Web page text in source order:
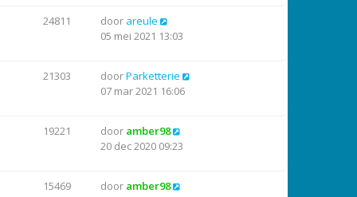
24811 door areule
05 mei 2021 13:03
21303 doorParketterie
07 mar 2021 16:06
19221 door amber98
20 dec 2020 09:23
15469 door amber98